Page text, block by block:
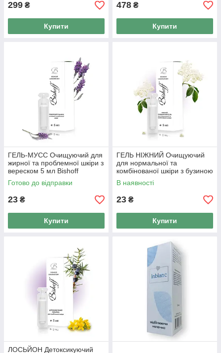
299 ₴
Купити
478 ₴
Купити
ГЕЛЬ-МУСС Очищуючий для
жирної та проблемної шкіри з
вереском 5 мл Bishoff
Готово до відправки
23 ₴
Купити
ГЕЛЬ НІЖНИЙ Очищуючий
для нормальної та
комбінованої шкіри з бузиною
5мл Bishoff
В наявності
23 ₴
Купити
ЛОСЬЙОН Детоксикуючий